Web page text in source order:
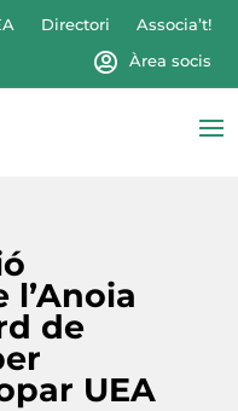
Directori
Associa’t!
Àrea socis
l’Anoia
de
UEA